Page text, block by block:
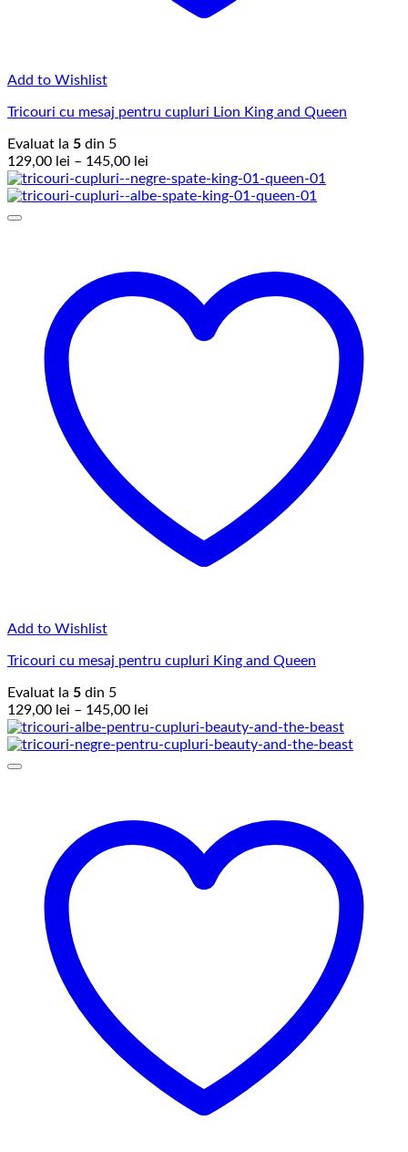
Add to Wishlist
Tricouri cu mesaj pentru cupluri Lion King and Queen
Evaluat la 5 din 5
129,00 lei – 145,00 lei
de
prețuri:
Add to Wishlist
Tricouri cu mesaj pentru cupluri King and Queen
Evaluat la 5 din 5
129,00 lei – 145,00 lei
de
prețuri: